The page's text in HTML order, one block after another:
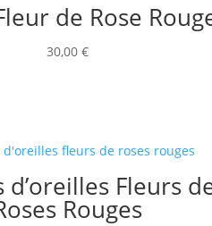
de Rose
30,00 €
d’oreilles Fleurs
Rouges